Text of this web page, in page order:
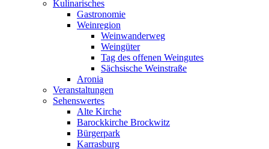
Kulinarisches
Gastronomie
Weinregion
Weinwanderweg
Weingüter
Tag des offenen Weingutes
Sächsische Weinstraße
Aronia
Veranstaltungen
Sehenswertes
Alte Kirche
Barockkirche Brockwitz
Bürgerpark
Karrasburg